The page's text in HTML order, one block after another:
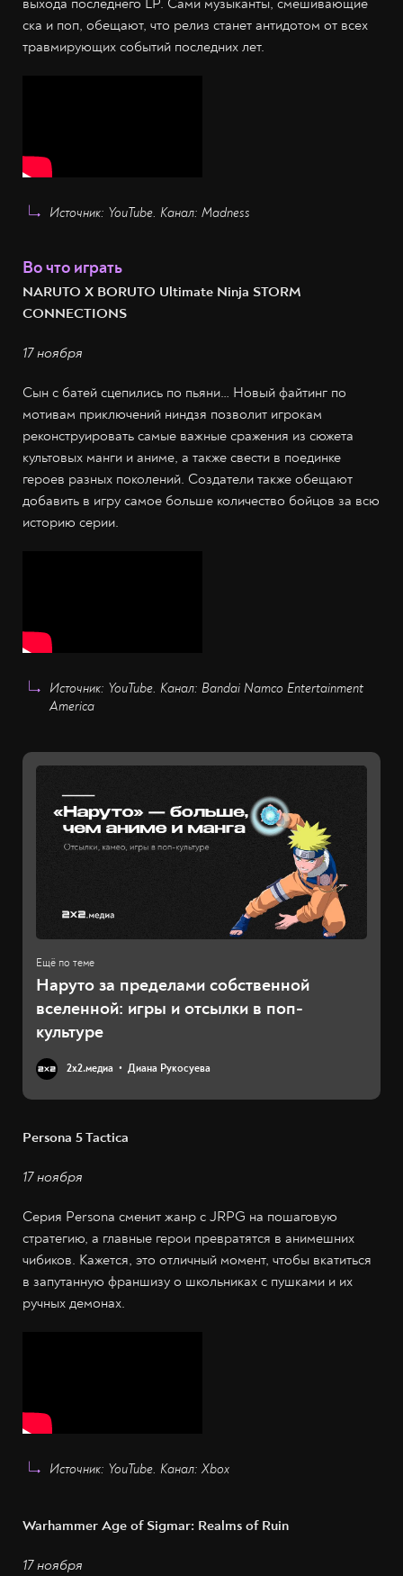
выхода последнего LP. Сами музыканты, смешивающие
ска и поп, обещают, что релиз станет антидотом от всех
травмирующих событий последних лет.
Источник: YouTube. Канал: Madness
Во что играть
NARUTO X BORUTO Ultimate Ninja STORM
CONNECTIONS
17 ноября
Сын с батей сцепились по пьяни… Новый файтинг по
мотивам приключений ниндзя позволит игрокам
реконструировать самые важные сражения из сюжета
культовых манги и аниме, а также свести в поединке
героев разных поколений. Создатели также обещают
добавить в игру самое больше количество бойцов за всю
историю серии.
Источник: YouTube. Канал: Bandai Namco Entertainment
America
Наруто за пределами собственной
вселенной: игры и отсылки в поп-
культуре
2х2.медиа Диана Рукосуева
Persona 5 Tactica
17 ноября
Серия Persona сменит жанр с JRPG на пошаговую
стратегию, а главные герои превратятся в анимешних
чибиков. Кажется, это отличный момент, чтобы вкатиться
в запутанную франшизу о школьниках с пушками и их
ручных демонах.
Источник: YouTube. Канал: Xbox
Warhammer Age of Sigmar: Realms of Ruin
17 ноября